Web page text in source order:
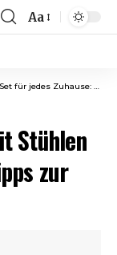
Font
Aa
Tipps zur Auswahl und Gestaltung
Stühlen
zur